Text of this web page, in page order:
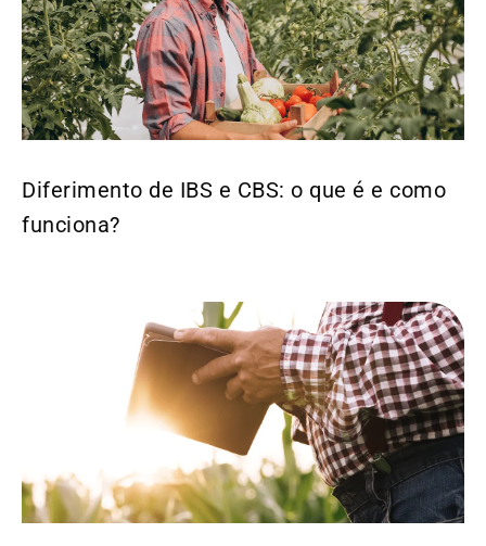
Diferimento de IBS e CBS: o que é e como
funciona?